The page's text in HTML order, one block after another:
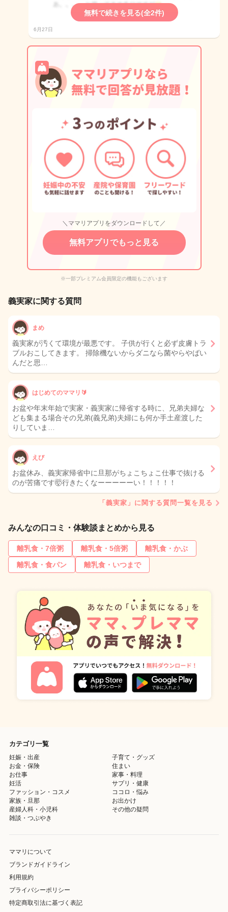
無料で続きを見る(全2件)
6月27日
＼ママリアプリをダウンロードして／
無料アプリでもっと見る
※一部プレミアム会員限定の機能もございます
義実家に関する質問
まめ
義実家が汚くて環境が最悪です。 子供が行くと必ず皮膚トラ
ブルおこしてきます。 掃除機ないからダニなら菌やらやばい
んだと思…
はじめてのママリ🔰
お盆や年末年始で実家・義実家に帰省する時に、兄弟夫婦な
ども集まる場合その兄弟(義兄弟)夫婦にも何か手土産渡した
りしていま…
えび
お盆休み、義実家帰省中に旦那がちょこちょこ仕事で抜ける
のが苦痛です🤯行きたくなーーーーーい！！！！！
「義実家」に関する質問一覧を見る
みんなの口コミ・体験談まとめから見る
離乳食・7倍粥 離乳食・5倍粥
離乳食・かぶ
離乳食・食パン
離乳食・いつまで
カテゴリ一覧
妊娠・出産
子育て・グッズ
お金・保険
住まい
お仕事
家事・料理
妊活
サプリ・健康
ファッション・コスメ
ココロ・悩み
家族・旦那
お出かけ
産婦人科・小児科
その他の疑問
雑談・つぶやき
ママリについて
ブランドガイドライン
利用規約
プライバシーポリシー
特定商取引法に基づく表記